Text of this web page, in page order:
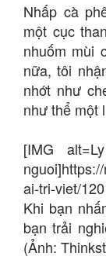
Nhấp cà
một cục
nhuốm mùi
nữa, tôi
nhớt như
như thể một
[IMG
ai-tri-viet/
Khi bạn
bạn trải
(Ảnh: